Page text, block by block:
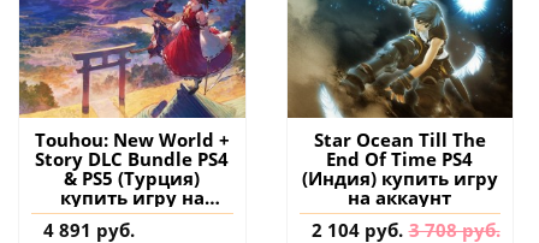
Touhou: New World +
Story DLC Bundle PS4
& PS5 (Турция)
купить игру на
аккаунт
4 891 руб.
Star Ocean Till The
End Of Time PS4
(Индия) купить игру
на аккаунт
2 104 руб. 3 708 руб.